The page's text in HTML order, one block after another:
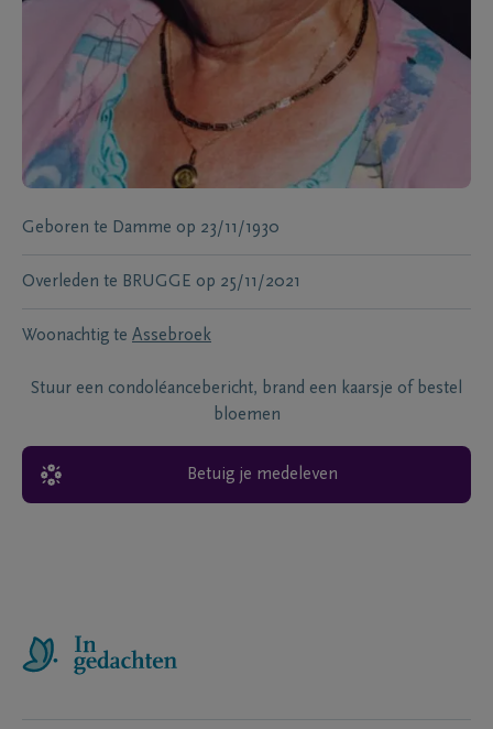
Geboren te Damme op 23/11/1930
Overleden te BRUGGE op 25/11/2021
Woonachtig te Assebroek
Stuur een condoléancebericht, brand een kaarsje of bestel
bloemen
Betuig je medeleven